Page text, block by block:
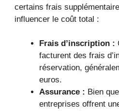
certains frais
influencer le coût total :
Frais d’inscription :
facturent des frais
réservation,
euros.
Assurance : Bien
entreprises offrent